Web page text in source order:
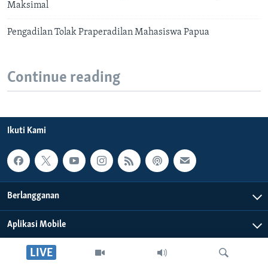
LIVE
Maksimal
Pengadilan Tolak Praperadilan Mahasiswa Papua
Continue reading
Ikuti Kami
Berlangganan
Aplikasi Mobile
Tentang Kami